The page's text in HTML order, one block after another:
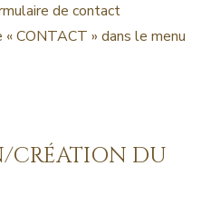
de contact
CONTACT » dans le menu
CRÉATION DU